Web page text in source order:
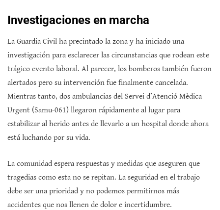
Investigaciones en marcha
La Guardia Civil ha precintado la zona y ha iniciado una
investigación para esclarecer las circunstancias que rodean este
trágico evento laboral. Al parecer, los bomberos también fueron
alertados pero su intervención fue finalmente cancelada.
Mientras tanto, dos ambulancias del Servei d’Atenció Mèdica
Urgent (Samu-061) llegaron rápidamente al lugar para
estabilizar al herido antes de llevarlo a un hospital donde ahora
está luchando por su vida.
La comunidad espera respuestas y medidas que aseguren que
tragedias como esta no se repitan. La seguridad en el trabajo
debe ser una prioridad y no podemos permitirnos más
accidentes que nos llenen de dolor e incertidumbre.